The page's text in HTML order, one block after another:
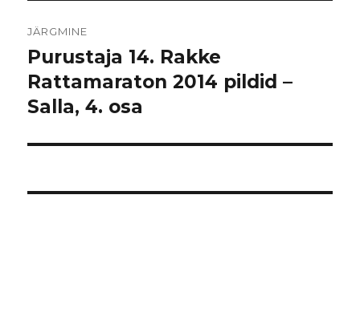
JÄRGMINE
Järgmine
postitus:
Purustaja 14. Rakke
Rattamaraton 2014 pildid –
Salla, 4. osa